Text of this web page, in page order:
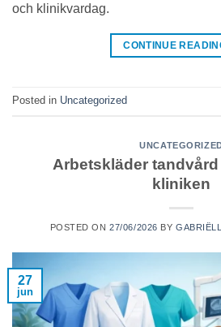
och klinikvardag.
CONTINUE
Posted in Uncategorized
Arbetskläder
kliniken
POSTED ON27/06/2026 BY
27
jun